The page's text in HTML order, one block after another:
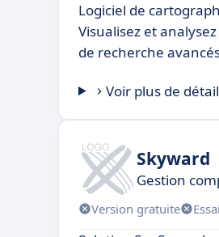
Logiciel de
Visualisez et
de recherche
Voir plus de
Skyward
Gestion
Version gratuite